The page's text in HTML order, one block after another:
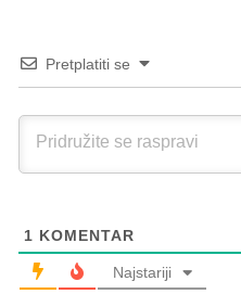
Pretplatiti se
1 KOMENTAR
Najstariji